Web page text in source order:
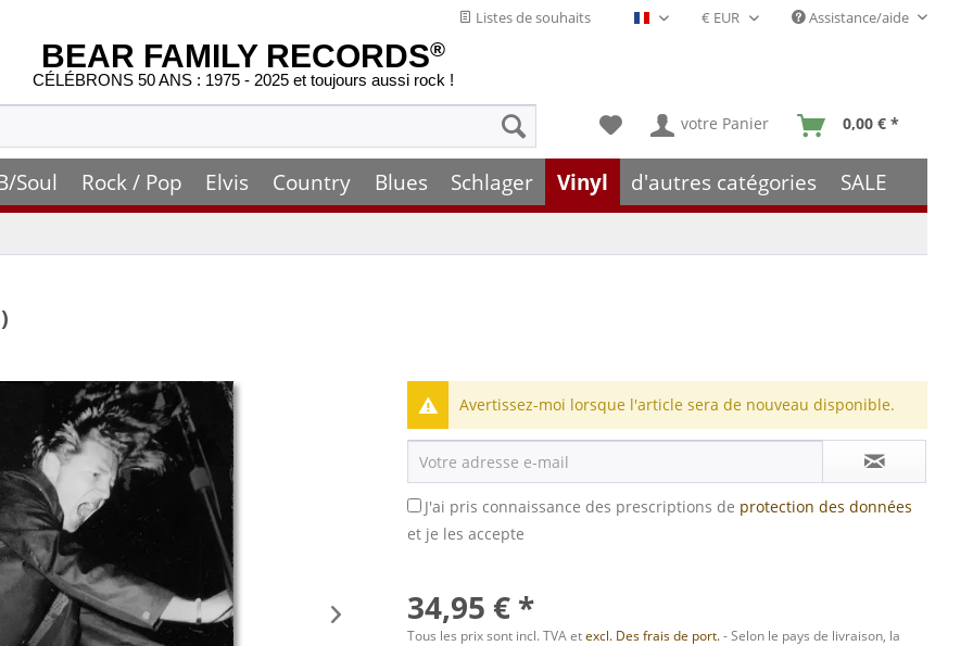
Listes de souhaits Français- FR Assistance/aide
BEAR FAMILY RECORDS®
CÉLÉBRONS 50 ANS : 1975 - 2025 et toujours aussi rock !
votre Panier 0,00 € *
Soul Rock / Pop Elvis Country Blues Schlager Vinyl d'autres catégories SALE
Avertissez-moi lorsque l'article sera de nouveau disponible.
J'ai pris connaissance des prescriptions de protection des données
et je les accepte
34,95 € *
Tous les prix sont incl. TVA etexcl. Des frais de port.- Selon le pays de livraison, la